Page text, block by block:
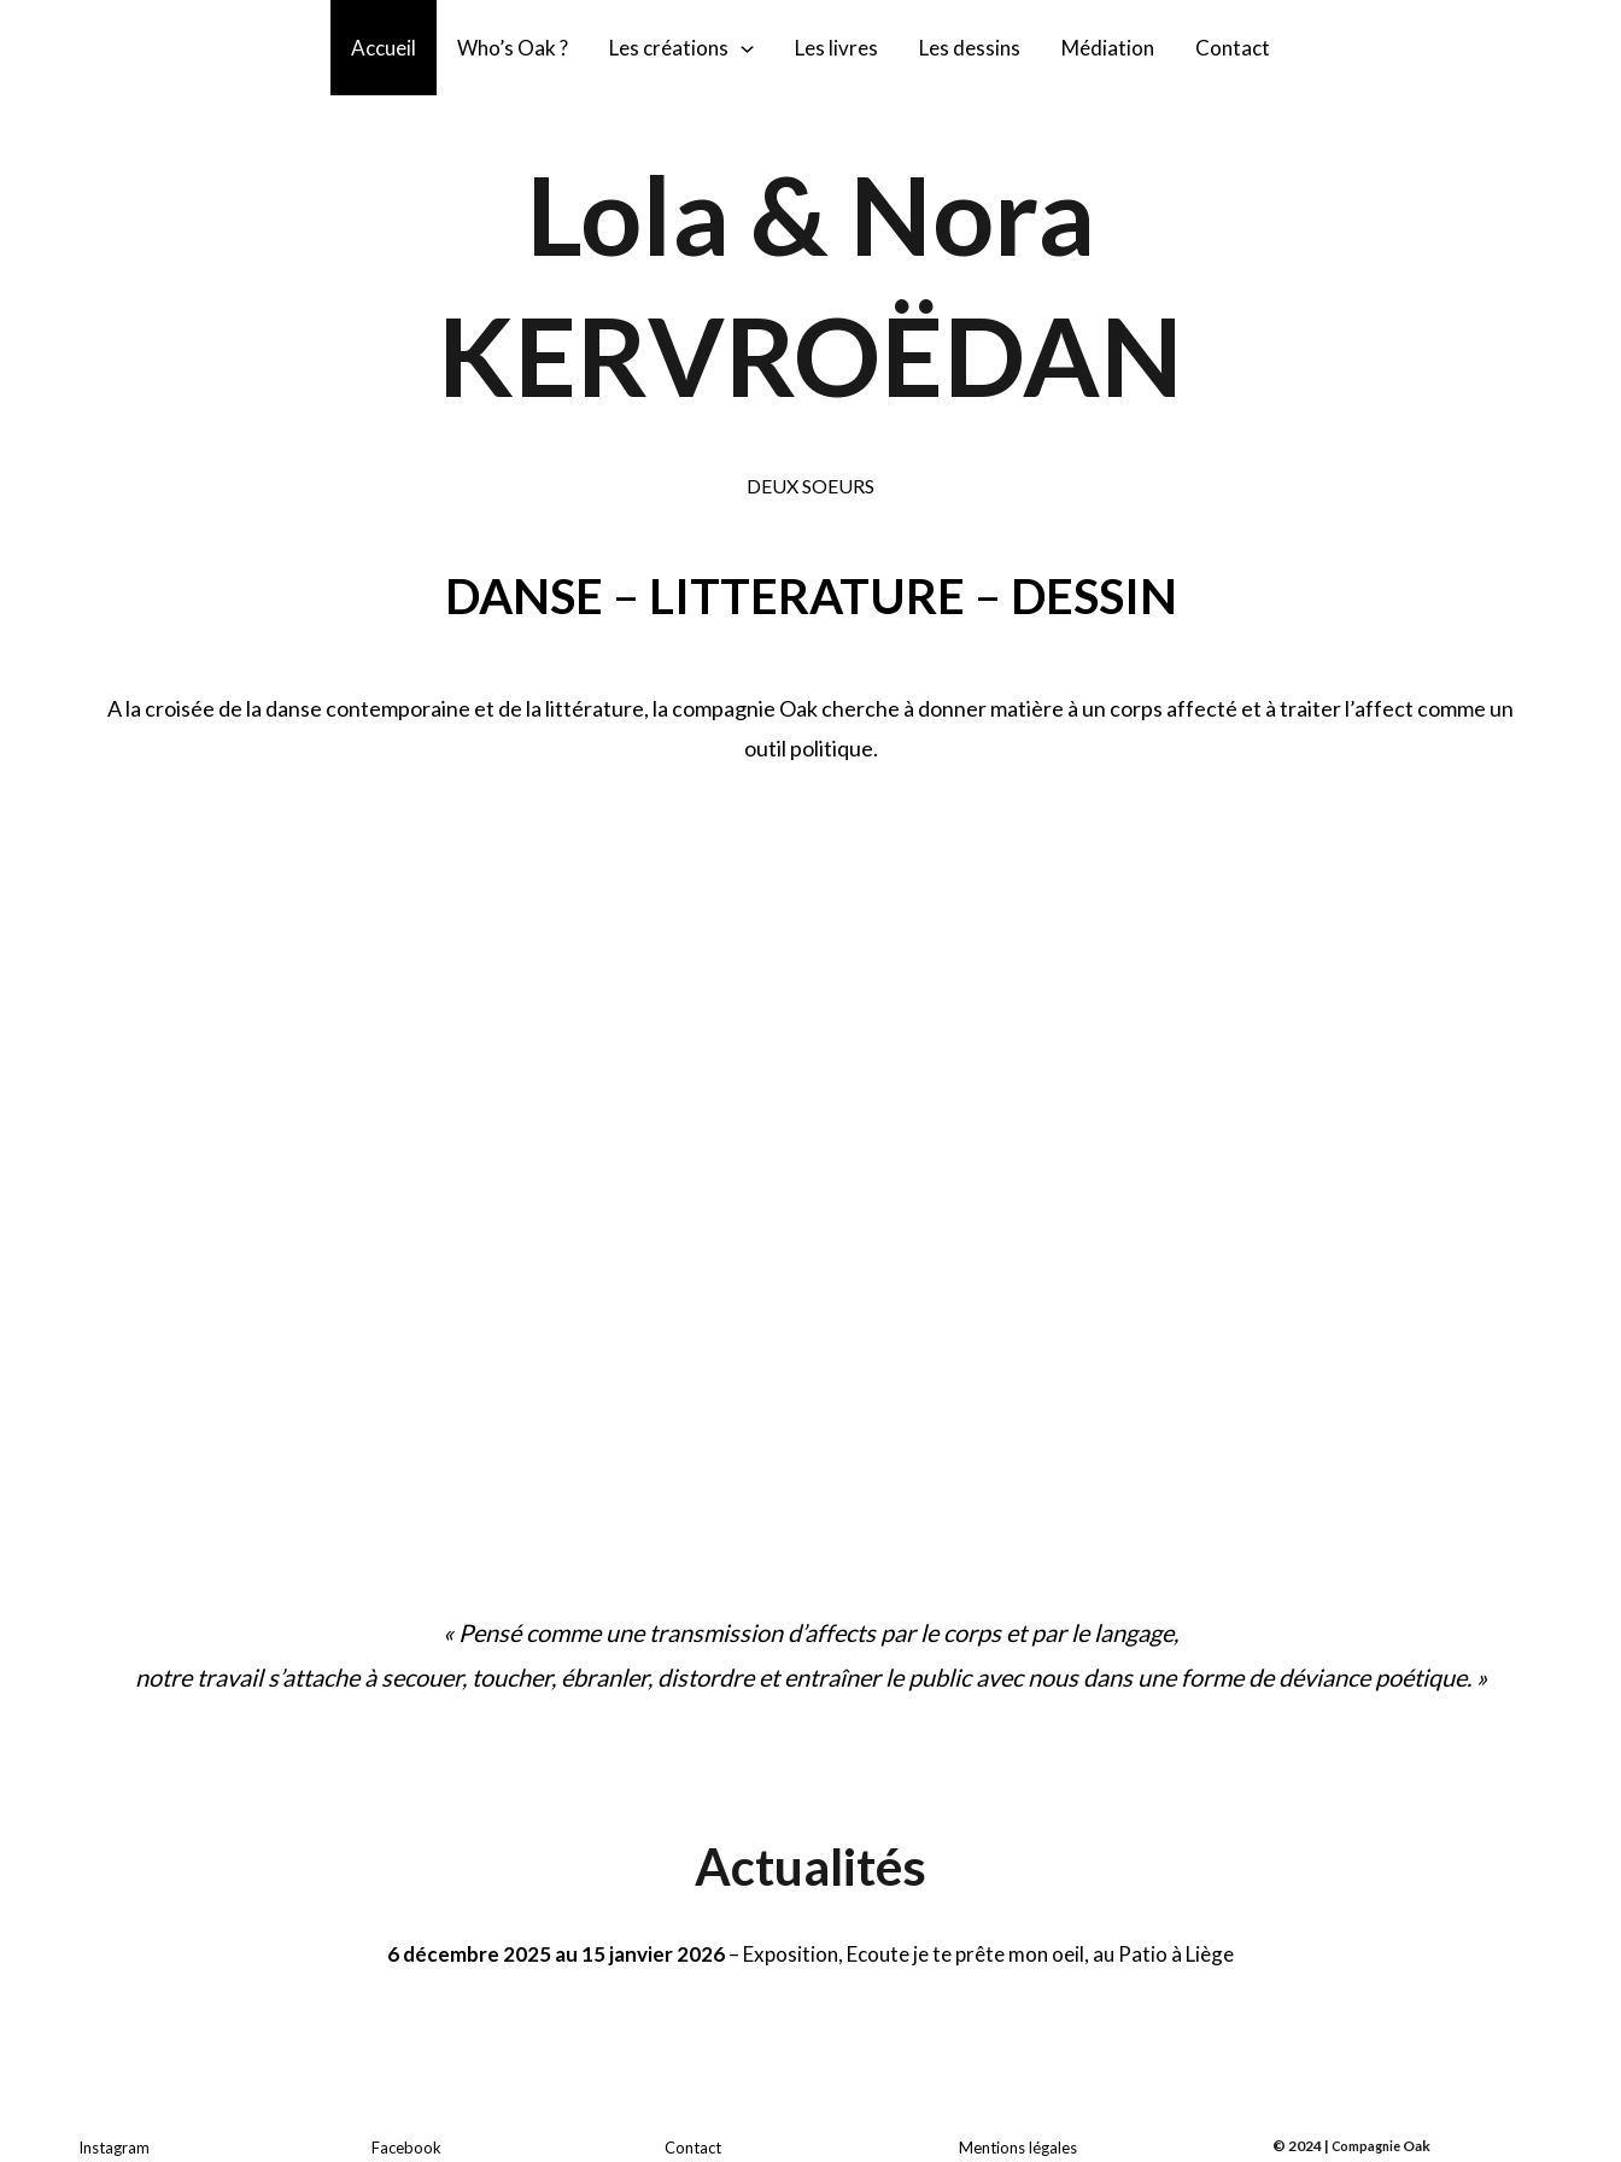
Accueil Who’s Oak ? Les créations Les livres Les dessins Médiation Contact
Lola & Nora
KERVROËDAN
DEUX SOEURS
DANSE – LITTERATURE – DESSIN
A la croisée de la danse contemporaine et de la littérature, la compagnie Oak cherche à donner matière à un corps affecté et à traiter l’affect comme un
outil politique.
« Pensé comme une transmission d’affects par le corps et par le langage,
notre travail s’attache à secouer, toucher, ébranler, distordre et entraîner le public avec nous dans une forme de déviance poétique. »
Actualités
6 décembre 2025 au 15 janvier 2026– Exposition, Ecoute je te prête mon oeil, au Patio à Liège
Instagram Facebook Contact Mentions légales © 2024 |Compagnie Oak